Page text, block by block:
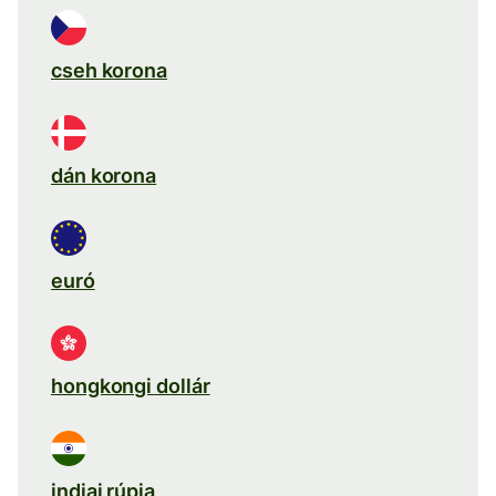
cseh korona
dán korona
euró
hongkongi dollár
indiai rúpia